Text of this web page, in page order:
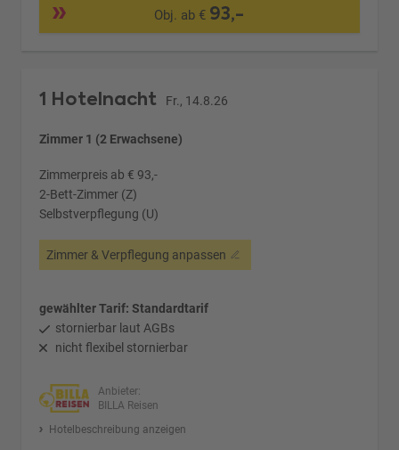
Obj. ab € 93,-
1 Hotelnacht Fr., 14.8.26
Zimmer 1 (2 Erwachsene)
Zimmerpreis ab € 93,-
2-Bett-Zimmer (Z)
Selbstverpflegung (U)
Zimmer & Verpflegung anpassen
gewählter Tarif: Standardtarif
stornierbar laut AGBs
nicht flexibel stornierbar
Anbieter:
BILLA Reisen
Hotelbeschreibung anzeigen